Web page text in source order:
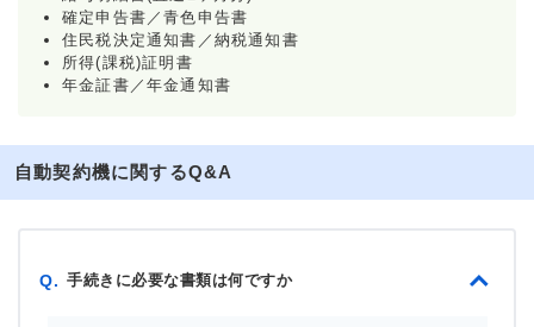
確定申告書／青色申告書
住民税決定通知書／納税通知書
所得(課税)証明書
年金証書／年金通知書
自動契約機に関するQ&A
Q. 手続きに必要な書類は何ですか